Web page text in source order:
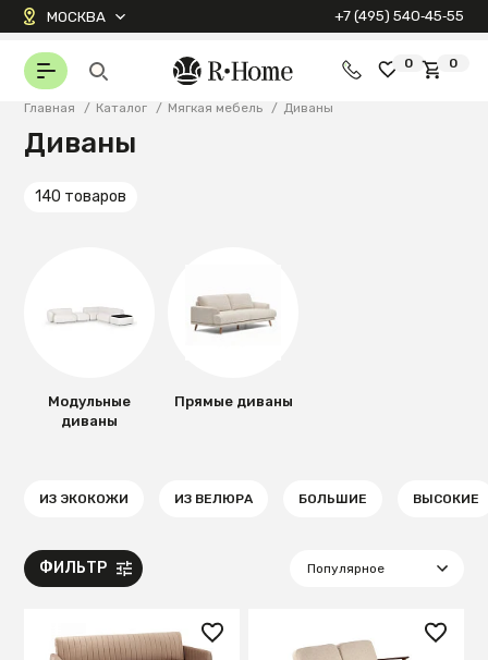
МОСКВА +7 (495) 540‑45‑55
0 0
Главная / Каталог / Мягкая мебель / Диваны
Диваны
140 товаров
Модульные
диваны
Прямые диваны
ИЗ ЭКОКОЖИ ИЗ ВЕЛЮРА БОЛЬШИЕ ВЫСОКИЕ
ФИЛЬТР